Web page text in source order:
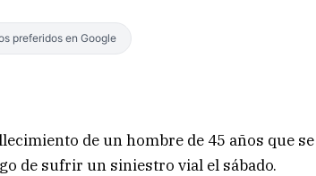
preferidos en Google
de un hombre de 45 años que se
de sufrir un siniestro vial el sábado.